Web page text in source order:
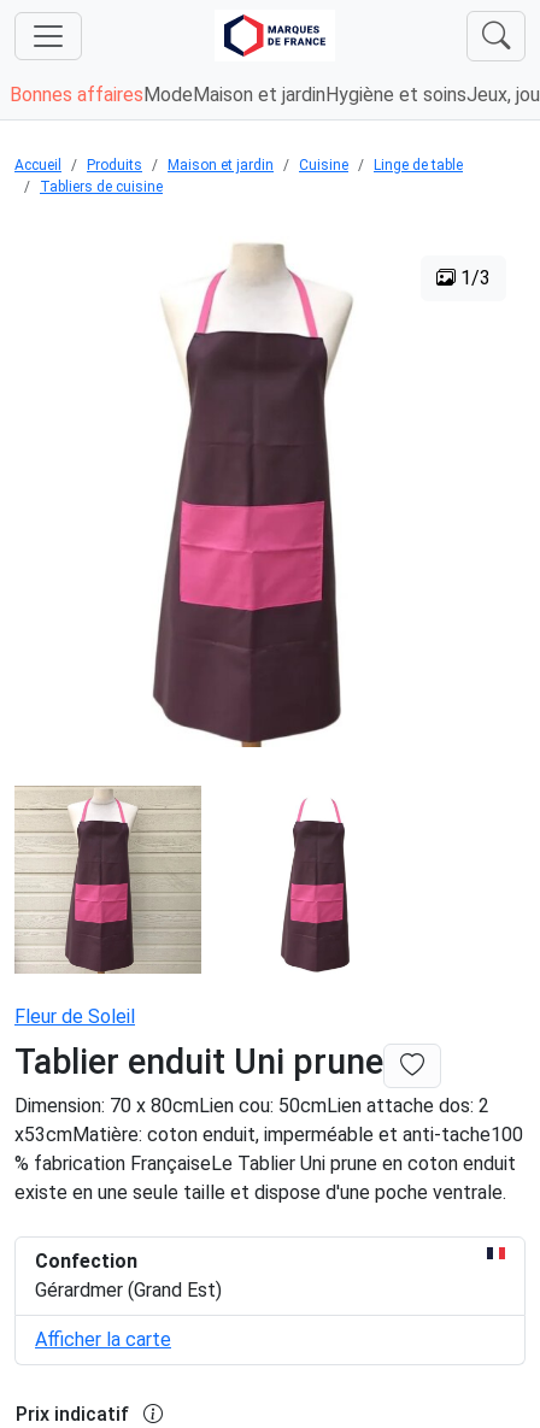
Bonnes affaires Mode Maison et jardin Hygiène et soinsJeux,
Accueil Produits Maison et jardin Cuisine
Linge de table
Tabliers de cuisine
1/3
Fleur de Soleil
Tablier enduit Uni prune
Dimension: 70 x 80cmLien cou: 50cmLien attache dos: 2
x53cmMatière: coton enduit, imperméable et anti-tache100
% fabrication FrançaiseLe Tablier Uni prune en coton enduit
existe en une seule taille et dispose d'une poche ventrale.
Confection
Gérardmer (Grand Est)
Afficher la carte
Prix indicatif